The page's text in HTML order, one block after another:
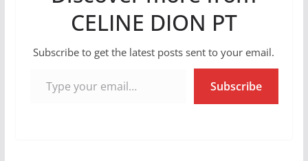
CELINE DION PT
Subscribe to get the latest posts sent to your email.
Subscribe